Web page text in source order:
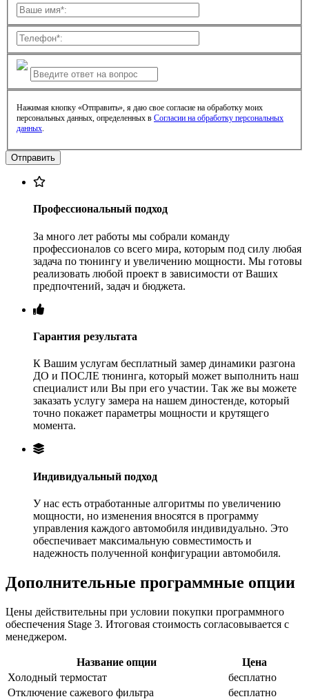
Нажимая кнопку «Отправить», я даю свое согласие на обработку моих
персональных данных, определенных в Согласии на обработку персональных
данных.
Профессиональный подход
За много лет работы мы собрали команду
профессионалов со всего мира, которым под силу любая
задача по тюнингу и увеличению мощности. Мы готовы
реализовать любой проект в зависимости от Ваших
предпочтений, задач и бюджета.
Гарантия результата
К Вашим услугам бесплатный замер динамики разгона
ДО и ПОСЛЕ тюнинга, который может выполнить наш
специалист или Вы при его участии. Так же вы можете
заказать услугу замера на нашем диностенде, который
точно покажет параметры мощности и крутящего
момента.
Индивидуальный подход
У нас есть отработанные алгоритмы по увеличению
мощности, но изменения вносятся в программу
управления каждого автомобиля индивидуально. Это
обеспечивает максимальную совместимость и
надежность полученной конфигурации автомобиля.
Дополнительные программные опции
Цены действительны при условии покупки программного
обеспечения Stage 3. Итоговая стоимость согласовывается с
менеджером.
Название опции
Цена
Холодный термостат
бесплатно
Отключение сажевого фильтра
бесплатно